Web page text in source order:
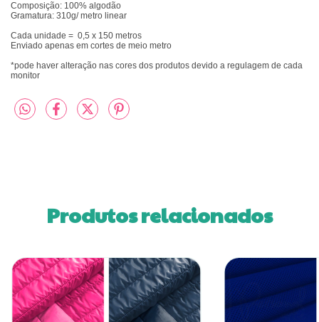
Composição: 100% algodão
Gramatura: 310g/ metro linear
Cada unidade = 0,5 x 150 metros
Enviado apenas em cortes de meio metro
*pode haver alteração nas cores dos produtos devido a regulagem de cada
monitor
Produtos relacionados